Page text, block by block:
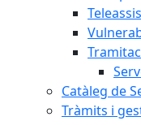
Catàleg de
Tràmits i